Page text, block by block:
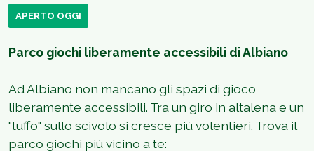
APERTO OGGI
Parco giochi liberamente accessibili di Albiano
Ad Albiano non mancano gli spazi di gioco
liberamente accessibili. Tra un giro in altalena e un
"tuffo" sullo scivolo si cresce più volentieri. Trova il
parco giochi più vicino a te: